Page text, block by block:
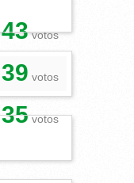
43votos
39 votos
35votos